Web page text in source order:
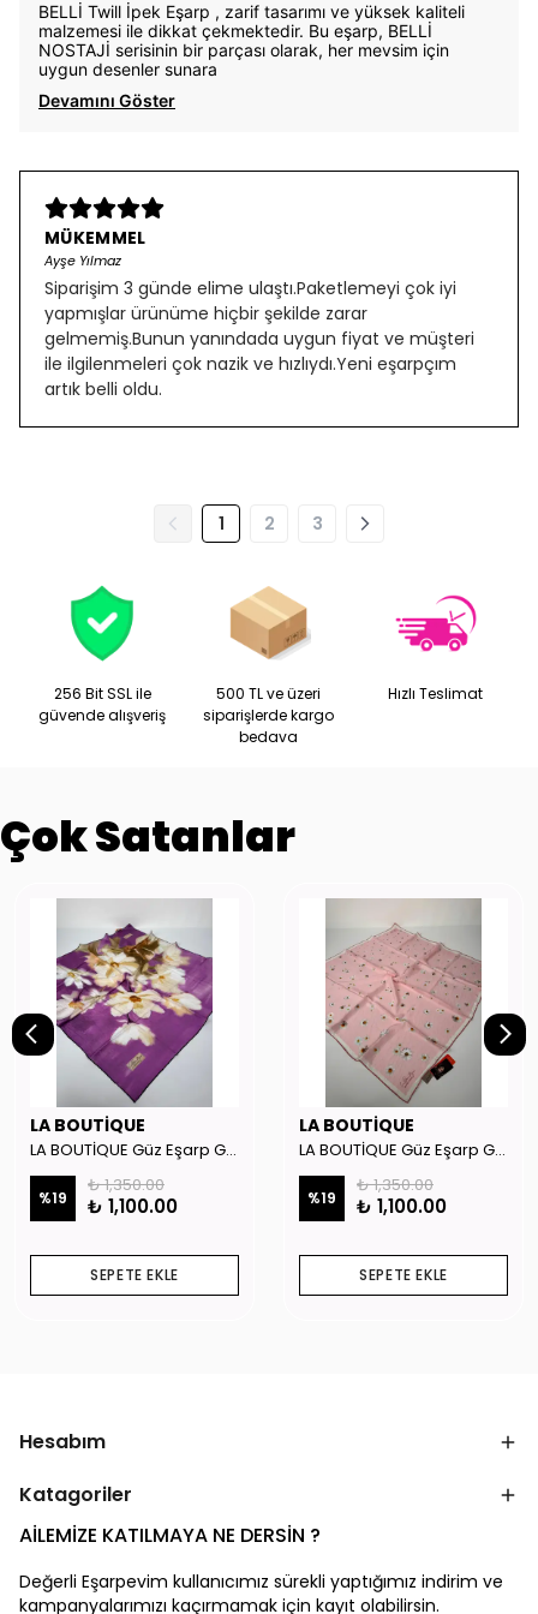
BELLİ Twill İpek Eşarp , zarif tasarımı ve yüksek kaliteli
malzemesi ile dikkat çekmektedir. Bu eşarp, BELLİ
NOSTAJİ serisinin bir parçası olarak, her mevsim için
uygun desenler sunara
Devamını Göster
MÜKEMMEL
Ayşe Yılmaz
Siparişim 3 günde elime ulaştı.Paketlemeyi çok iyi
yapmışlar ürünüme hiçbir şekilde zarar
gelmemiş.Bunun yanındada uygun fiyat ve müşteri
ile ilgilenmeleri çok nazik ve hızlıydı.Yeni eşarpçım
artık belli oldu.
1 2 3
256 Bit SSL ile
güvende alışveriş
500 TL ve üzeri
siparişlerde kargo
bedava
Hızlı Teslimat
Çok Satanlar
LA BOUTİQUE
LA BOUTİQUE Güz Eşarp GYSE262908
%19
₺ 1,350.00
₺ 1,100.00
SEPETE EKLE
LA BOUTİQUE
LA BOUTİQUE Güz Eşarp GYSE130804
%19
₺ 1,350.00
₺ 1,100.00
SEPETE EKLE
Hesabım
Katagoriler
AİLEMİZE KATILMAYA NE DERSİN ?
Değerli Eşarpevim kullanıcımız sürekli yaptığımız indirim ve
kampanyalarımızı kaçırmamak için kayıt olabilirsin.